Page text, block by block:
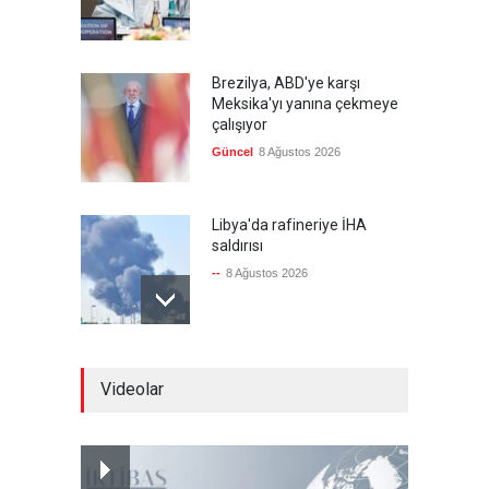
Brezilya, ABD'ye karşı
Meksika'yı yanına çekmeye
çalışıyor
Güncel 8 Ağustos 2026
Libya'da rafineriye İHA
saldırısı
-- 8 Ağustos 2026
Videolar